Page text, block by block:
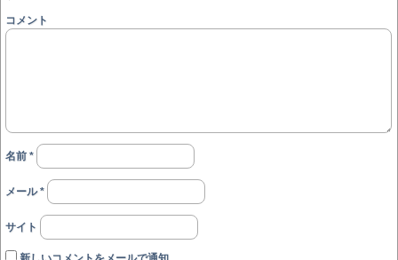
コメント
名前 *
メール*
サイト